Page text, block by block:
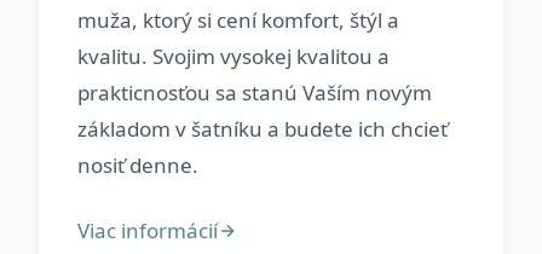
muža, ktorý si cení komfort, štýl a
kvalitu. Svojim vysokej kvalitou a
prakticnosťou sa stanú Vaším novým
základom v šatníku a budete ich chcieť